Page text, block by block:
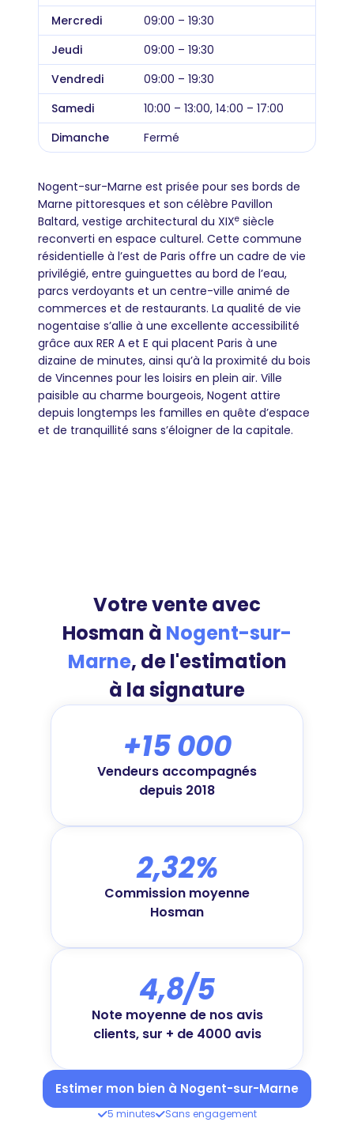
Mercredi
09:00 – 19:30
Jeudi
09:00 – 19:30
Vendredi
09:00 – 19:30
Samedi
10:00 – 13:00, 14:00 – 17:00
Dimanche
Fermé
Nogent-sur-Marne est prisée pour ses bords de
Marne pittoresques et son célèbre Pavillon
Baltard, vestige architectural du XIXe siècle
reconverti en espace culturel. Cette commune
résidentielle à l’est de Paris offre un cadre de vie
privilégié, entre guinguettes au bord de l’eau,
parcs verdoyants et un centre-ville animé de
commerces et de restaurants. La qualité de vie
nogentaise s’allie à une excellente accessibilité
grâce aux RER A et E qui placent Paris à une
dizaine de minutes, ainsi qu’à la proximité du bois
de Vincennes pour les loisirs en plein air. Ville
paisible au charme bourgeois, Nogent attire
depuis longtemps les familles en quête d’espace
et de tranquillité sans s’éloigner de la capitale.
Votre vente avec
Hosman à Nogent-sur-
Marne, de l'estimation
à la signature
+15 000
Vendeurs accompagnés
depuis 2018
2,32%
Commission moyenne
Hosman
4,8/5
Note moyenne de nos avis
clients, sur + de 4000 avis
Estimer mon bien à Nogent-sur-Marne
5 minutes Sans engagement